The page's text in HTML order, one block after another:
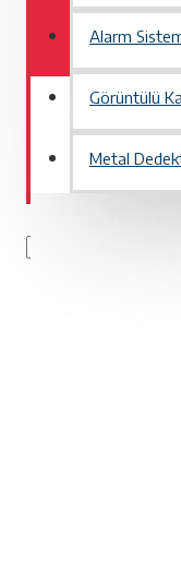
Alarm
Görüntülü
Metal
İÇIN